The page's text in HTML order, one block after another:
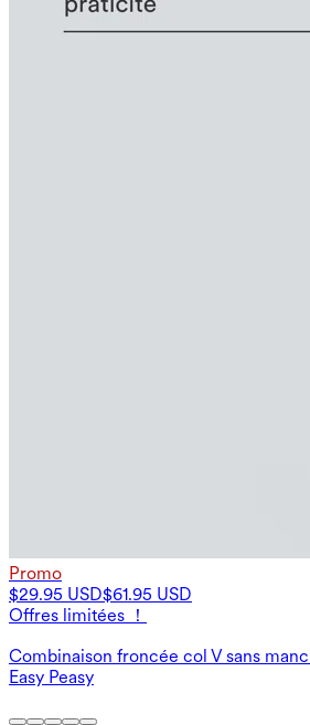
Promo
$29.95 USD$61.95 USD
Offres limitées ！
Combinaison froncée col V sans
Easy Peasy